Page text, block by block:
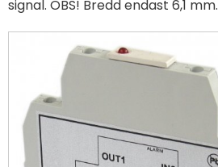
signal. OBS! Bredd endast 6,1 mm.